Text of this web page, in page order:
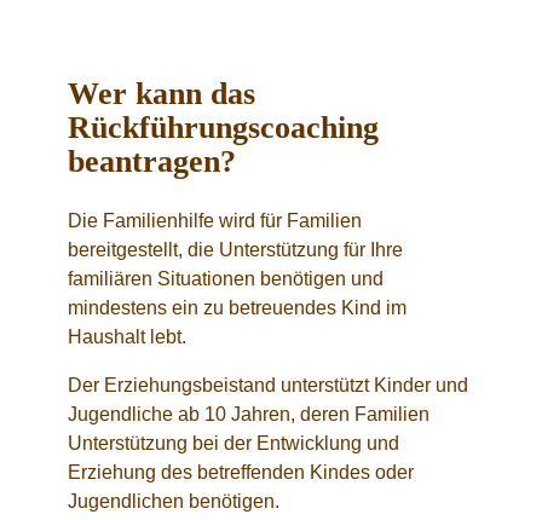
Wer kann das
Rückführungscoaching
beantragen?
Die Familienhilfe wird für Familien
bereitgestellt, die Unterstützung für Ihre
familiären Situationen benötigen und
mindestens ein zu betreuendes Kind im
Haushalt lebt.
Der Erziehungsbeistand unterstützt Kinder und
Jugendliche ab 10 Jahren, deren Familien
Unterstützung bei der Entwicklung und
Erziehung des betreffenden Kindes oder
Jugendlichen benötigen.